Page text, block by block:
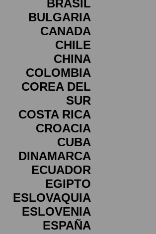
BRASIL
BULGARIA
CANADA
CHILE
CHINA
COLOMBIA
COREA DEL
SUR
COSTA RICA
CROACIA
CUBA
DINAMARCA
ECUADOR
EGIPTO
ESLOVAQUIA
ESLOVENIA
ESPAÑA